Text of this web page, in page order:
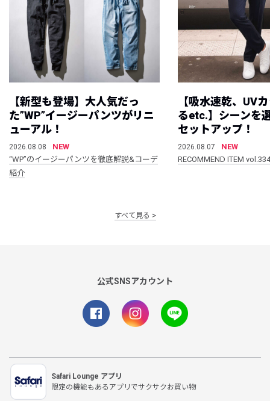
【新型も登場】大人気だっ
た”WP”イージーパンツがリニ
ューアル！
2026.08.08
NEW
“WP”のイージーパンツを徹底解説&コーデ
紹介
【吸水速乾、UV
るetc.】シーンを
セットアップ！
2026.08.07
NEW
RECOMMEND ITEM vol.334
すべて見る
公式SNSアカウント
Safari Lounge アプリ
限定の機能もあるアプリでサクサクお買い物